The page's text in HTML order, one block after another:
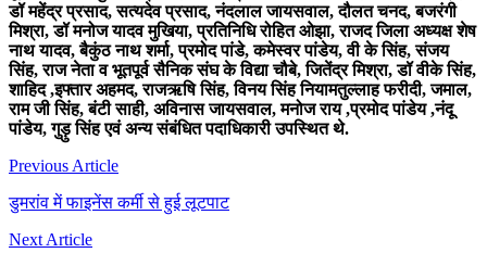
डॉ महेंद्र प्रसाद, सत्यदेव प्रसाद, नंदलाल जायसवाल, दौलत चनद, बजरंगी
मिश्रा, डॉ मनोज यादव मुखिया, प्रतिनिधि रोहित ओझा, राजद जिला अध्यक्ष शेष
नाथ यादव, बैकुंठ नाथ शर्मा, प्रमोद पांडे, कमेस्वर पांडेय, वी के सिंह, संजय
सिंह, राज नेता व भूतपूर्व सैनिक संघ के विद्या चौबे, जितेंद्र मिश्रा, डॉ वीके सिंह,
शाहिद ,इफ्तार अहमद, राजऋषि सिंह, विनय सिंह नियामतुल्लाह फरीदी, जमाल,
राम जी सिंह, बंटी साही, अविनास जायसवाल, मनोज राय ,प्रमोद पांडेय ,नंदू
पांडेय, गुड़ु सिंह एवं अन्य संबंधित पदाधिकारी उपस्थित थे.
Post
navigation
Previous Article
डुमरांव में फाइनेंस कर्मी से हुई लूटपाट
Next Article